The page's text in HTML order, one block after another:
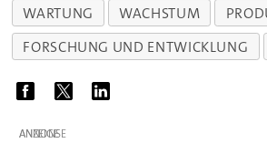
WARTUNG WACHSTUM
FORSCHUNG UND ENTWICKLUNG
ANZEIGE